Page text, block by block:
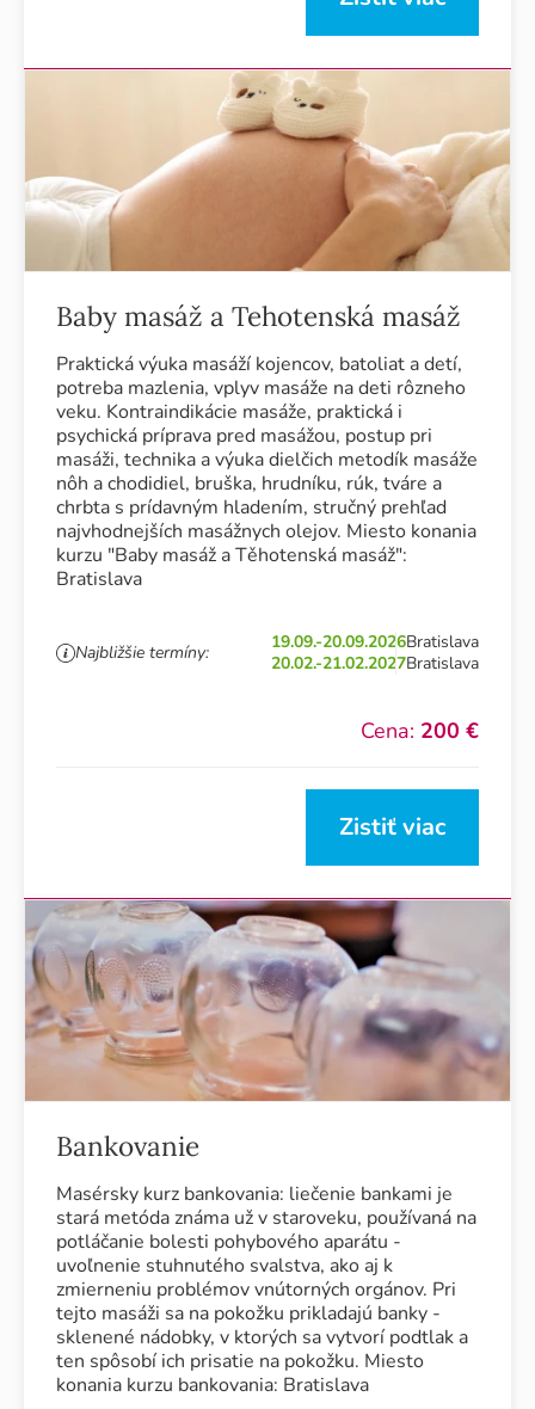
Baby masáž a Tehotenská masáž
Praktická výuka masáží kojencov, batoliat a detí,
potreba mazlenia, vplyv masáže na deti rôzneho
veku. Kontraindikácie masáže, praktická i
psychická príprava pred masážou, postup pri
masáži, technika a výuka dielčich metodík masáže
nôh a chodidiel, bruška, hrudníku, rúk, tváre a
chrbta s prídavným hladením, stručný prehľad
najvhodnejších masážnych olejov. Miesto konania
kurzu "Baby masáž a Těhotenská masáž":
Bratislava
Najbližšie termíny: 19.09.-20.09.2026Bratislava
20.02.-21.02.2027Bratislava
Cena: 200 €
Zistiť viac
Bankovanie
Masérsky kurz bankovania: liečenie bankami je
stará metóda známa už v staroveku, používaná na
potláčanie bolesti pohybového aparátu -
uvoľnenie stuhnutého svalstva, ako aj k
zmierneniu problémov vnútorných orgánov. Pri
tejto masáži sa na pokožku prikladajú banky -
sklenené nádobky, v ktorých sa vytvorí podtlak a
ten spôsobí ich prisatie na pokožku. Miesto
konania kurzu bankovania: Bratislava